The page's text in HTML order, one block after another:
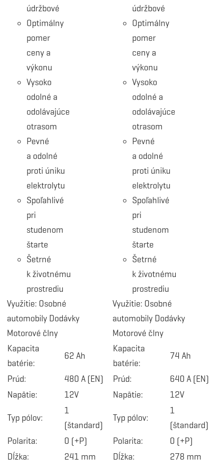
údržbové
Optimálny
pomer
ceny a
výkonu
Vysoko
odolné a
odolávajúce
otrasom
Pevné
a odolné
proti úniku
elektrolytu
Spoľahlivé
pri
studenom
štarte
Šetrné
k životnému
prostrediu
Využitie: Osobné
automobily Dodávky
Motorové člny
Kapacita
batérie:
62 Ah
Prúd:
480 A (EN)
Napätie:
12V
Typ pólov:
1
(štandard)
Polarita:
0 (+P)
Dĺžka:
241 mm
údržbové
Optimálny
pomer
ceny a
výkonu
Vysoko
odolné a
odolávajúce
otrasom
Pevné
a odolné
proti úniku
elektrolytu
Spoľahlivé
pri
studenom
štarte
Šetrné
k životnému
prostrediu
Využitie: Osobné
automobily Dodávky
Motorové člny
Kapacita
batérie:
74 Ah
Prúd:
640 A (EN)
Napätie:
12V
Typ pólov:
1
(štandard)
Polarita:
0 (+P)
Dĺžka:
278 mm